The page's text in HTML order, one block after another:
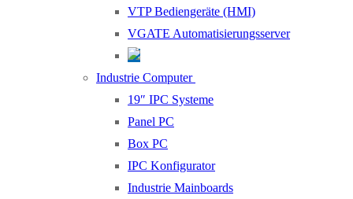
VTP Bediengeräte (HMI)
VGATE Automatisierungsserver
Industrie Computer
19″ IPC Systeme
Panel PC
Box PC
IPC Konfigurator
Industrie Mainboards